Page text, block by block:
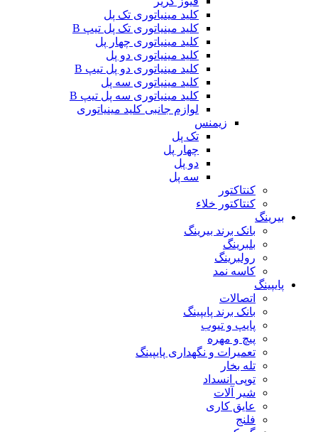
کلید مینیاتوری تک پل
کلید مینیاتوری تک پل تیپ B
کلید مینیاتوری چهار پل
کلید مینیاتوری دو پل
کلید مینیاتوری دو پل تیپ B
کلید مینیاتوری سه پل
کلید مینیاتوری سه پل تیپ B
لوازم جانبی کلید مینیاتوری
زیمنس
تک پل
چهار پل
دو پل
سه پل
کنتاکتور
کنتاکتور خلاء
بیرینگ
بانک برند بیرینگ
بلبرینگ
رولبرینگ
کاسه نمد
پایپینگ
اتصالات
بانک برند پایپینگ
پایپ و تیوب
پیچ و مهره
تعمیرات و نگهداری پایپینگ
تله بخار
توپی انسداد
شیر آلات
عایق کاری
فلنج